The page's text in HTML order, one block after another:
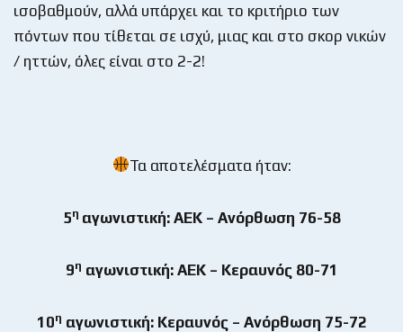
ισοβαθμούν, αλλά υπάρχει και το κριτήριο των
πόντων που τίθεται σε ισχύ, μιας και στο σκορ νικών
/ ηττών, όλες είναι στο 2-2!
Τα αποτελέσματα ήταν:
5η αγωνιστική: ΑΕΚ – Ανόρθωση 76-58
9η αγωνιστική: ΑΕΚ – Κεραυνός 80-71
10η αγωνιστική: Κεραυνός – Ανόρθωση 75-72